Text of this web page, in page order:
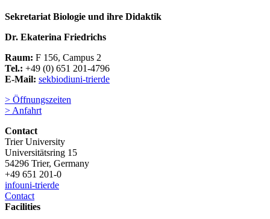
Sekretariat Biologie und ihre Didaktik
Dr. Ekaterina Friedrichs
Raum: F 156, Campus 2
Tel.: +49 (0) 651 201-4796
E-Mail: sekbiodiuni-trierde
> Öffnungszeiten
> Anfahrt
Contact
Trier University
Universitätsring 15
54296 Trier, Germany
+49 651 201-0
infouni-trierde
Contact
Facilities